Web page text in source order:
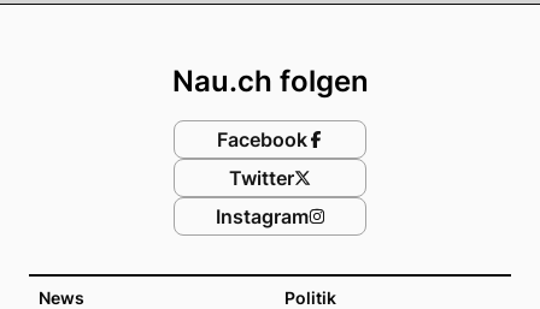
News Politik
Nau.ch folgen
Facebook
Twitter
Instagram